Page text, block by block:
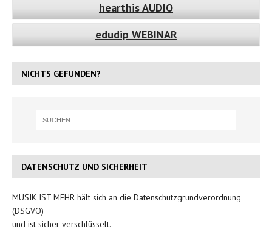
hearthis AUDIO
edudip WEBINAR
NICHTS GEFUNDEN?
DATENSCHUTZ UND SICHERHEIT
MUSIK IST MEHR hält sich an die Datenschutzgrundverordnung
(DSGVO)
und ist sicher verschlüsselt.